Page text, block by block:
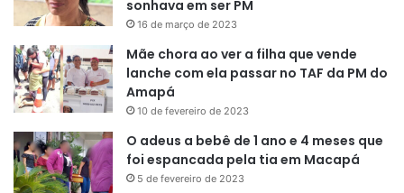
sonhava em ser PM
16 de março de 2023
Mãe chora ao ver a filha que vende
lanche com ela passar no TAF da PM do
Amapá
10 de fevereiro de 2023
O adeus a bebê de 1 ano e 4 meses que
foi espancada pela tia em Macapá
5 de fevereiro de 2023